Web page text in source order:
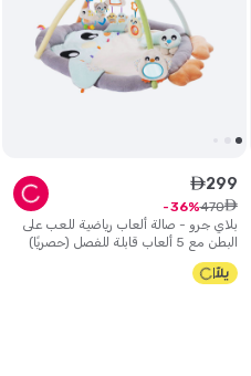
بلاي جرو - صالة ألعاب رياضية للعب على
البطن مع 5 ألعاب قابلة للفصل (حصريًا)
ê299
ê
470
36